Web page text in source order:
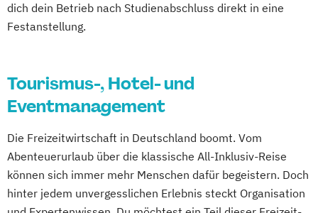
dich dein Betrieb nach Studienabschluss direkt in eine
Festanstellung.
Tourismus-, Hotel- und
Eventmanagement
Die Freizeitwirtschaft in Deutschland boomt. Vom
Abenteuerurlaub über die klassische All-Inklusiv-Reise
können sich immer mehr Menschen dafür begeistern. Doch
hinter jedem unvergesslichen Erlebnis steckt Organisation